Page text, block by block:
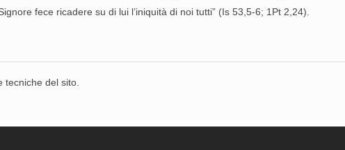
fece ricadere su di lui l’iniquità di noi tutti” (Is 53,5-6; 1Pt 2,24).
tecniche del sito.